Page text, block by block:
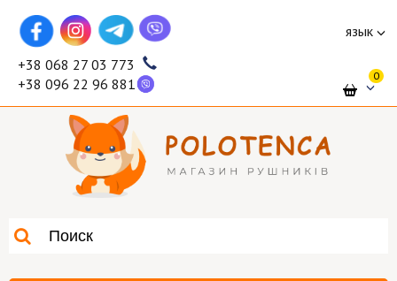
язык
+38 068 27 03 773
+38 096 22 96 881
0